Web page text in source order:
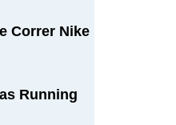
Correr Nike
Running